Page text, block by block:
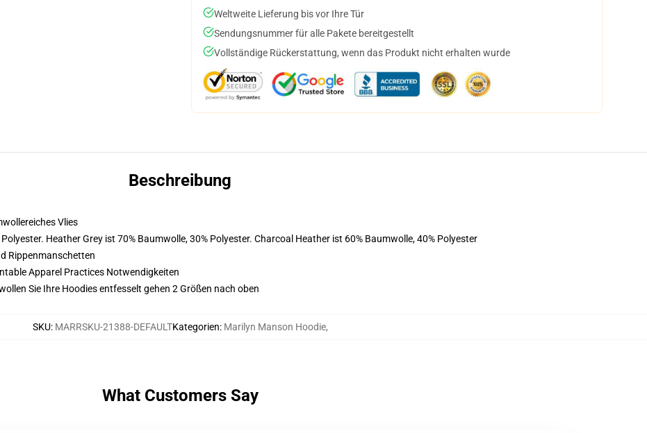
Weltweite Lieferung bis vor Ihre Tür
Sendungsnummer für alle Pakete bereitgestellt
Vollständige Rückerstattung, wenn das Produkt nicht erhalten wurde
Beschreibung
Vlies
Heather Grey ist 70% Baumwolle, 30% Polyester. Charcoal Heather ist 60% Baumwolle, 40% Polyester
Rippenmanschetten
Apparel Practices Notwendigkeiten
Sie Ihre Hoodies entfesselt gehen 2 Größen nach oben
SKU: MARRSKU-21388-DEFAULTKategorien: Marilyn Manson Hoodie,
What Customers Say